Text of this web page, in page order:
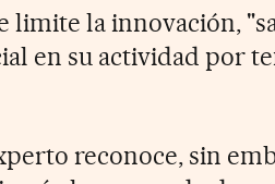
limite la innovación,
en su actividad por
reconoce, sin